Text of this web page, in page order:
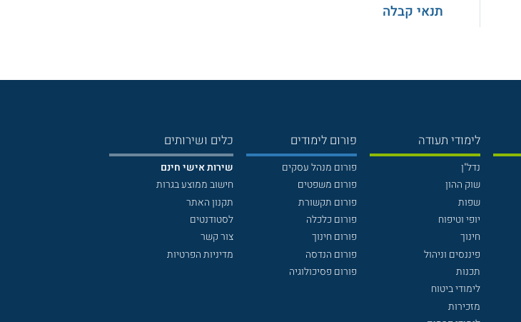
תנאי קבלה
לימודי תעודה
נדל"ן
שוק ההון
שפות
יופי וטיפוח
חינוך
פיננסים וניהול
תכנות
לימודי ביטוח
מזכירות
פורום לימודים
פורום מנהל עסקים
פורום משפטים
פורום תקשורת
פורום כלכלה
פורום חינוך
פורום הנדסה
פורום פסיכולוגיה
כלים ושירותים
שירות אישי חינם
חישוב ממוצע בגרות
תקנון האתר
לסטודנטים
צור קשר
מדיניות הפרטיות